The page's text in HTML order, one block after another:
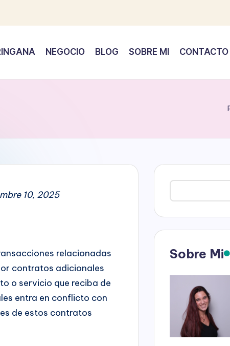
NEGOCIO BLOG SOBRE MI CONTACTO
10, 2025
relacionadas
contratos adicionales
o servicio que reciba de
entra en conflicto con
de estos contratos
Buscar
Sobre Mi